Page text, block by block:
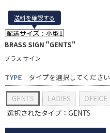
送料を確認する
送料を確認する
BRASS SIGN "GENTS"
ブラス サイン
TYPE
タイプを選択してください
GENTS LADIES
OFFICE
選択されたタイプ：GENTS